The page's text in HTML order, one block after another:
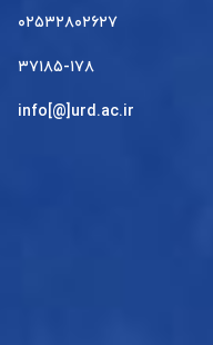
۰۲۵۳۲۸۰۲۶۲۷
۳۷۱۸۵-۱۷۸
info[@]urd.ac.ir